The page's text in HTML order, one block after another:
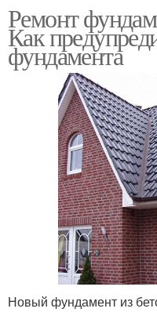
Руки под деревянный
дом
Правильный
Ремонт
Как
фундамента
Новый фундамент из